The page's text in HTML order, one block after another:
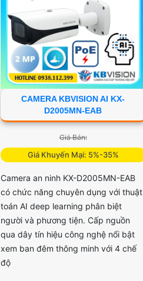
CAMERA KBVISION AI KX-
D2005MN-EAB
Giá Bán:
Giá Khuyến Mại: 5%-35%
Camera an ninh KX-D2005MN-EAB
có chức năng chuyên dụng với thuật
toán AI deep learning phân biệt
người và phương tiện. Cấp nguồn
qua dây tín hiệu công nghệ nổi bật
xem ban đêm thông minh với 4 chế
độ